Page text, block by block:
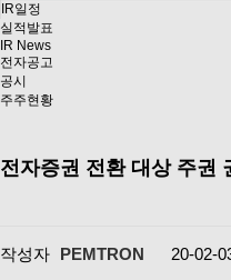
ENGLISH
CHINESE
IR일정
실적발표
IR News
전자공고
공시
주주현황
전자증권 전환 대상 주권
작성자 PEMTRON 20-02-